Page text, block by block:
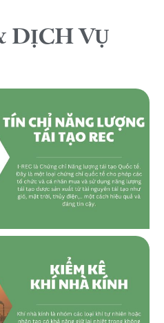
DỊCH VỤ